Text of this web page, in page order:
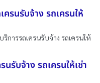
รนรับจ้าง รถเครนให้
การรถเครนรับจ้าง รถเครนให้
รับจ้าง รถเครนให้เช่า